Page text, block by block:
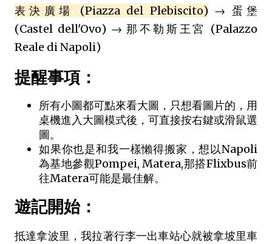
表決廣場 (Piazza del Plebiscito) → 蛋堡
(Castel dell'Ovo) → 那不勒斯王宮 (Palazzo
Reale di Napoli)
提醒事項：
所有小圖都可點來看大圖，只想看圖片的，用
桌機進入大圖模式後，可直接按右鍵或滑鼠選
圖。
如果你也是和我一樣懶得搬家，想以Napoli
為基地參觀Pompei, Matera,那搭Flixbus前
往Matera可能是最佳解。
遊記開始：
抵達拿波里，我拉著行李一出車站心就被拿坡里車